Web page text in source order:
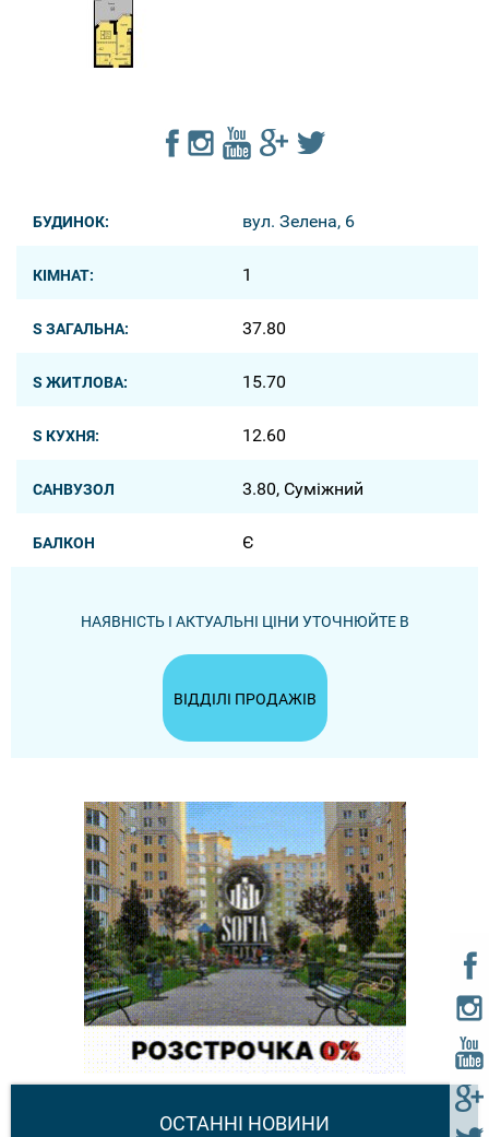
БУДИНОК: вул. Зелена, 6
КІМНАТ: 1
S ЗАГАЛЬНА: 37.80
S ЖИТЛОВА: 15.70
S КУХНЯ: 12.60
САНВУЗОЛ 3.80, Суміжний
БАЛКОН Є
НАЯВНІСТЬ І АКТУАЛЬНІ ЦІНИ УТОЧНЮЙТЕ В
ВІДДІЛІ ПРОДАЖІВ
ОСТАННІ НОВИНИ